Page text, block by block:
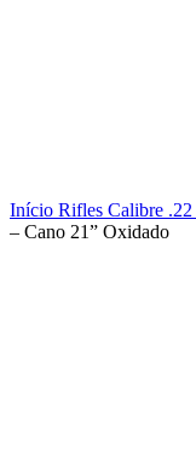
Início Rifles Calibre .22
– Cano 21” Oxidado